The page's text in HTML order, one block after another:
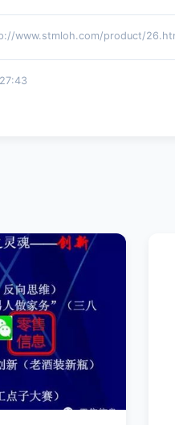
www.stmloh.com/product/